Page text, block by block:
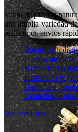
Venta de plantas
una amplia variedad
realizamos envíos
Bienestar
Plantas
Herboristería
Infusiones
Herbolario,
Remedios
Ver servicios